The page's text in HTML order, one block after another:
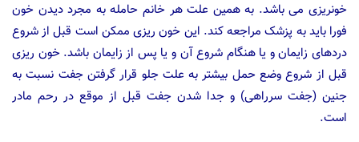
خونریزی می باشد. به همین علت هر خانم حامله به مجرد دیدن خون
فورا باید به پزشک مراجعه کند. این خون ریزی ممکن است قبل از شروع
دردهای زایمان و یا هنگام شروع آن و یا پس از زایمان باشد. خون ریزی
قبل از شروع وضع حمل بیشتر به علت جلو قرار گرفتن جفت نسبت به
جنین (جفت سرراهی) و جدا شدن جفت قبل از موقع در رحم مادر
است.